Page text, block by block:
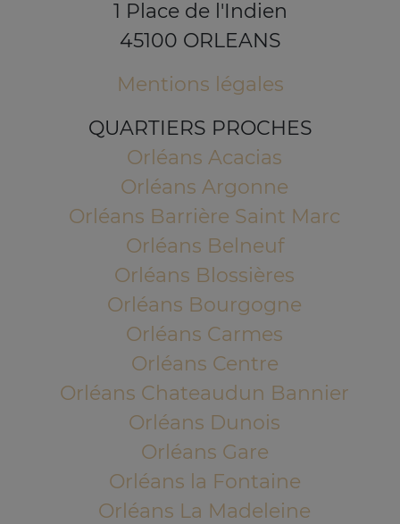
1 Place de l'Indien
45100 ORLEANS
Mentions légales
QUARTIERS PROCHES
Orléans Acacias
Orléans Argonne
Orléans Barrière Saint Marc
Orléans Belneuf
Orléans Blossières
Orléans Bourgogne
Orléans Carmes
Orléans Centre
Orléans Chateaudun Bannier
Orléans Dunois
Orléans Gare
Orléans la Fontaine
Orléans La Madeleine